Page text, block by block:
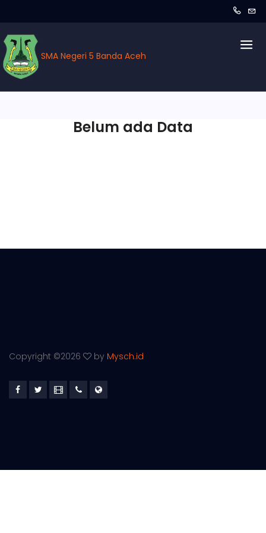
SMA Negeri 5 Banda Aceh
Belum ada Data
Copyright ©2026 by Mysch.id